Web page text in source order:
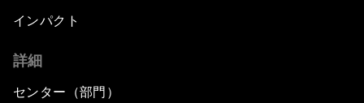
インパクト
詳細
センター（部門）